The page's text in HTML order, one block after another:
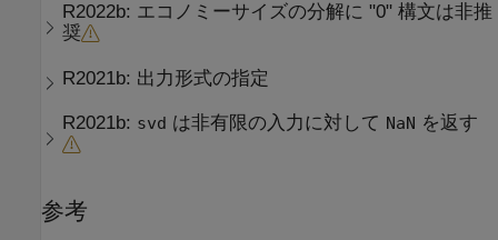
R2022b: エコノミーサイズの分解に "0" 構文は非推
奨
R2021b: 出力形式の指定
R2021b: svd は非有限の入力に対して NaN を返す
参考